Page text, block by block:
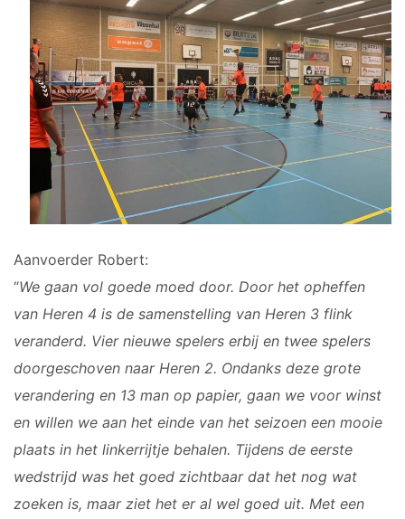
Aanvoerder Robert:
“We gaan vol goede moed door. Door het opheffen
van Heren 4 is de samenstelling van Heren 3 flink
veranderd. Vier nieuwe spelers erbij en twee spelers
doorgeschoven naar Heren 2. Ondanks deze grote
verandering en 13 man op papier, gaan we voor winst
en willen we aan het einde van het seizoen een mooie
plaats in het linkerrijtje behalen. Tijdens de eerste
wedstrijd was het goed zichtbaar dat het nog wat
zoeken is, maar ziet het er al wel goed uit. Met een